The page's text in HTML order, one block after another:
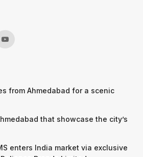
from Ahmedabad for a scenic
that showcase the city’s
enters India market via exclusive